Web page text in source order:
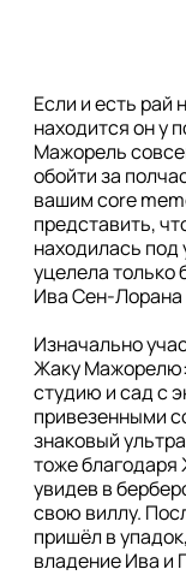
Если и есть рай
находится он у
Мажорель
обойти за
вашим core
представить,
находилась под
уцелела только
Ива Сен-Лорана
Изначально
Жаку Мажорелю:
студию и сад с
привезенными
знаковый
тоже благодаря
увидев в
свою виллу.
пришёл в
владение Ива и